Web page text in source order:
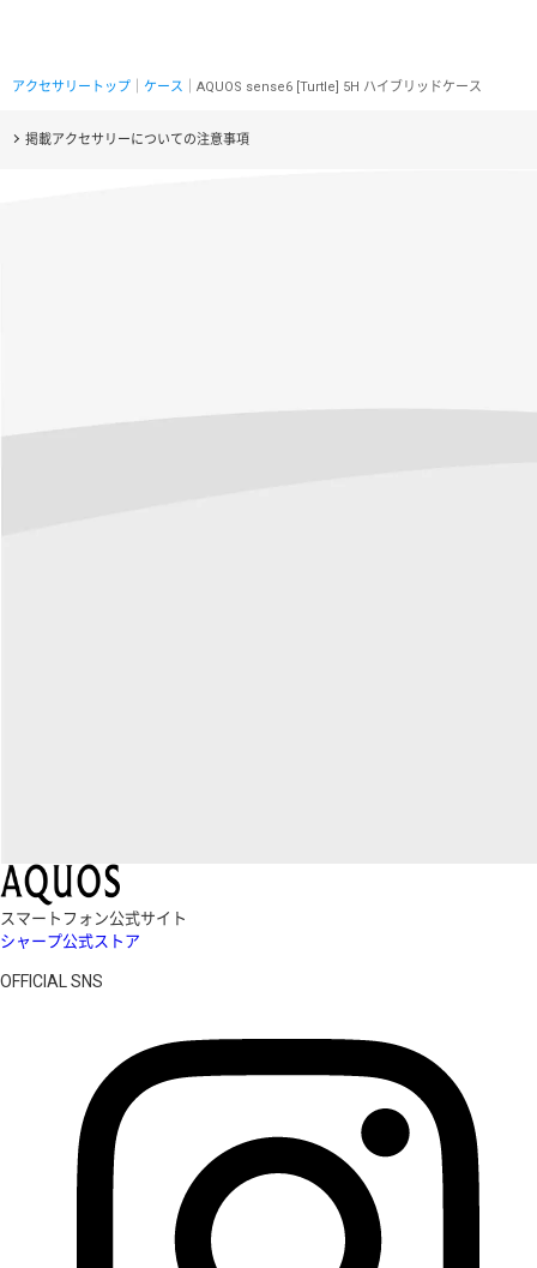
アクセサリートップ ケース ｜AQUOS sense6 [Turtle] 5H ハイブリッドケース
掲載アクセサリーについての注意事項
スマートフォン公式サイト
シャープ公式ストア
OFFICIAL SNS